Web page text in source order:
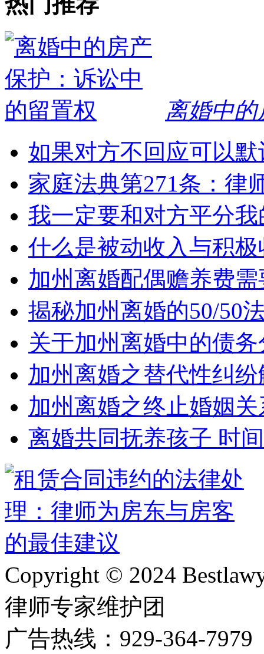
离婚中
如果对方不回应可以
家庭法典第271条：律
我一定要和对方平分
什么是被动收入与积
加州离婚配偶赡养费
揭秘加州离婚的50/50
关于加州离婚中的债
加州离婚之替代性纠
加州离婚之终止婚姻关
离婚共同抚养孩子 时
Copyright © 2024
律师专家维护团
广告热线：929-364-